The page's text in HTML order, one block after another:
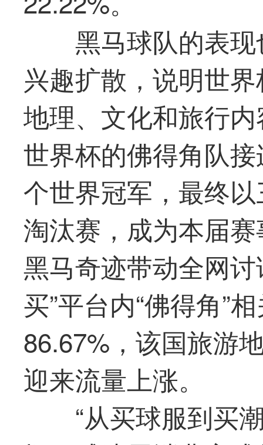
黑马球队的表
兴趣扩散，说明世
地理、文化和旅行
世界杯的佛得角队
个世界冠军， 最终
淘汰赛，成为本届
黑马奇迹带动全网
买”平台内“佛得角”
86.67%，该国旅游
迎来流量上涨。
“从买球服到买